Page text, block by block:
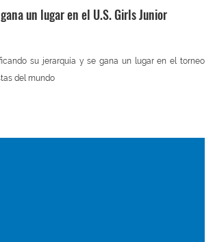
un lugar en el U.S. Girls Junior
su jerarquía y se gana un lugar en el torneo
del mundo